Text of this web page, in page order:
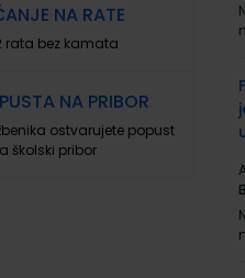
NA RATE
rata bez kamata
NA PRIBOR
ostvarujete popust
školski pribor